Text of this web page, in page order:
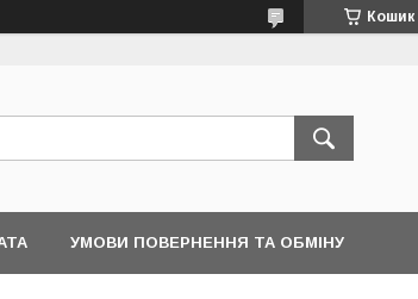
Кошик
УМОВИ ПОВЕРНЕННЯ ТА ОБМІНУ